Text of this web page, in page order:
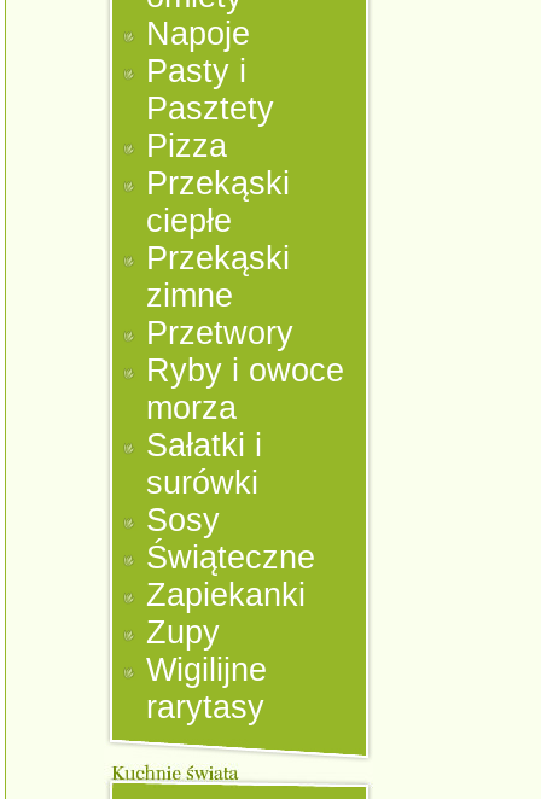
Napoje
Pasty i
Pasztety
Pizza
Przekąski
ciepłe
Przekąski
zimne
Przetwory
Ryby i owoce
morza
Sałatki i
surówki
Sosy
Świąteczne
Zapiekanki
Zupy
Wigilijne
rarytasy